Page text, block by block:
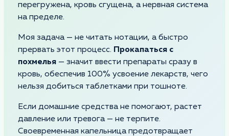
перегружена, кровь сгущена, а нервная система
на пределе.
Моя задача — не читать нотации, а быстро
прервать этот процесс. Прокапаться с
похмелья — значит ввести препараты сразу в
кровь, обеспечив 100% усвоение лекарств, чего
нельзя добиться таблетками при тошноте.
Если домашние средства не помогают, растет
давление или тревога — не терпите.
Своевременная капельница предотвращает